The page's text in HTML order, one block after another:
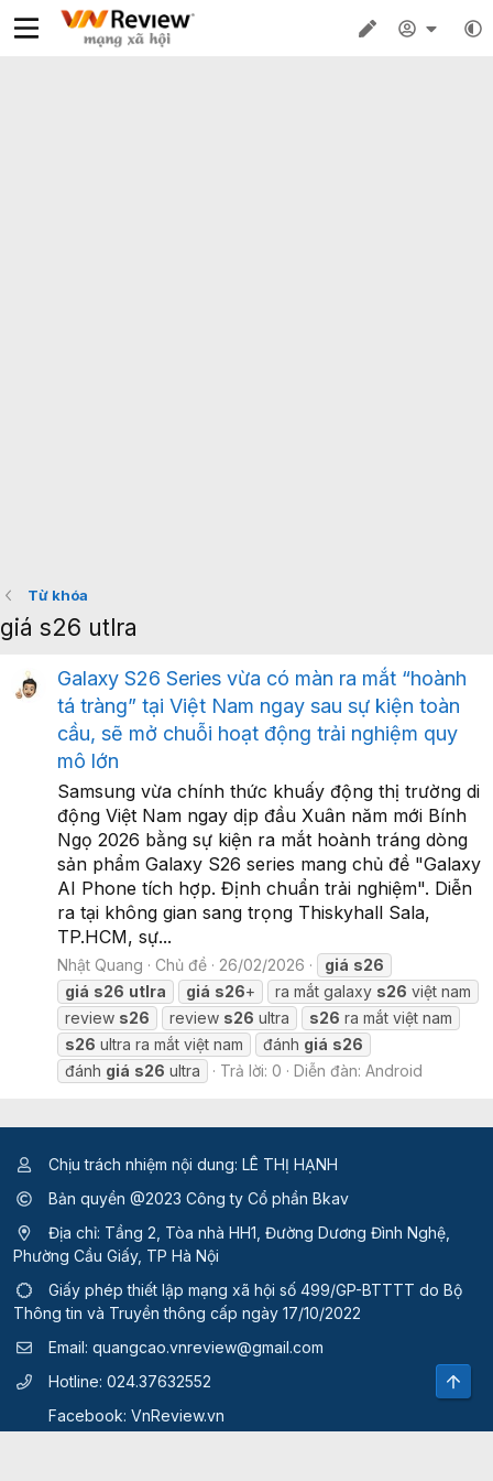
Từ khóa
giá s26 utlra
Galaxy S26 Series vừa có màn ra mắt “hoành
tá tràng” tại Việt Nam ngay sau sự kiện toàn
cầu, sẽ mở chuỗi hoạt động trải nghiệm quy
mô lớn
Samsung vừa chính thức khuấy động thị trường di
động Việt Nam ngay dịp đầu Xuân năm mới Bính
Ngọ 2026 bằng sự kiện ra mắt hoành tráng dòng
sản phẩm Galaxy S26 series mang chủ đề "Galaxy
AI Phone tích hợp. Định chuẩn trải nghiệm". Diễn
ra tại không gian sang trọng Thiskyhall Sala,
TP.HCM, sự...
Nhật Quang Chủ đề 26/02/2026 giá s26
giá s26 utlra giá s26+ ra mắt galaxy s26 việt nam
review s26 review s26 ultra s26 ra mắt việt nam
s26 ultra ra mắt việt nam đánh giá s26
đánh giá s26 ultra Trả lời: 0 Diễn đàn: Android
Chịu trách nhiệm nội dung: LÊ THỊ HẠNH
Bản quyền @2023 Công ty Cổ phần Bkav
Địa chỉ: Tầng 2, Tòa nhà HH1, Đường Dương Đình Nghệ,
Phường Cầu Giấy, TP Hà Nội
Giấy phép thiết lập mạng xã hội số 499/GP-BTTTT do Bộ
Thông tin và Truyền thông cấp ngày 17/10/2022
Email: quangcao.vnreview@gmail.com
Hotline: 024.37632552
Facebook: VnReview.vn